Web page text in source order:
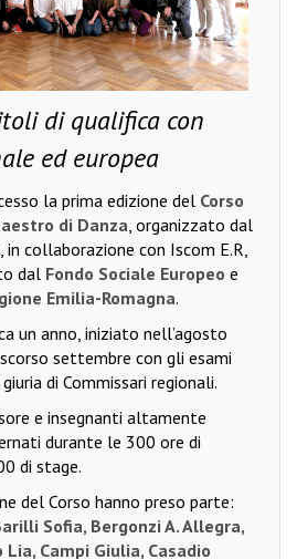
di qualifica con
ed europea
la prima edizione del Corso
di Danza, organizzato dal
in collaborazione con Iscom E.R,
dal Fondo Sociale Europeo e
Emilia-Romagna.
un anno, iniziato nell’agosto
settembre con gli esami
di Commissari regionali.
e insegnanti altamente
durante le 300 ore di
di stage.
del Corso hanno preso parte:
Sofia, Bergonzi A. Allegra,
Campi Giulia, Casadio